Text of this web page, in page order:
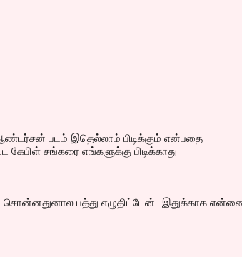
படம் இதெல்லாம் பிடிக்கும் என்பதை
கேபிள் சங்கரை எங்களுக்கு பிடிக்காது
பத்து எழுதிட்டேன்.. இதுக்காக